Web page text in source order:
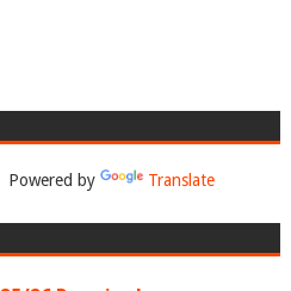
Powered by Translate